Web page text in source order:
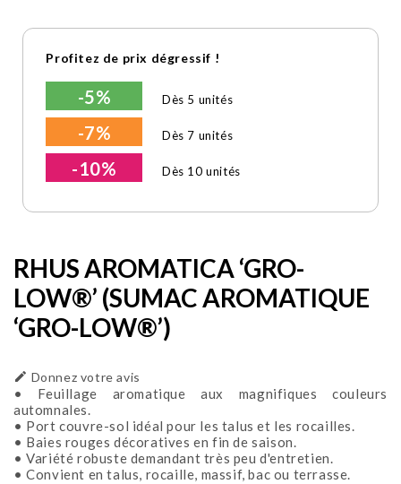
Profitez de prix dégressif !
-5% Dès 5 unités
-7% Dès 7 unités
-10% Dès 10 unités
RHUS AROMATICA ‘GRO-
LOW®’ (SUMAC AROMATIQUE
‘GRO-LOW®’)
 Donnez votre avis
• Feuillage aromatique aux magnifiques couleurs
automnales.
• Port couvre-sol idéal pour les talus et les rocailles.
• Baies rouges décoratives en fin de saison.
• Variété robuste demandant très peu d'entretien.
• Convient en talus, rocaille, massif, bac ou terrasse.